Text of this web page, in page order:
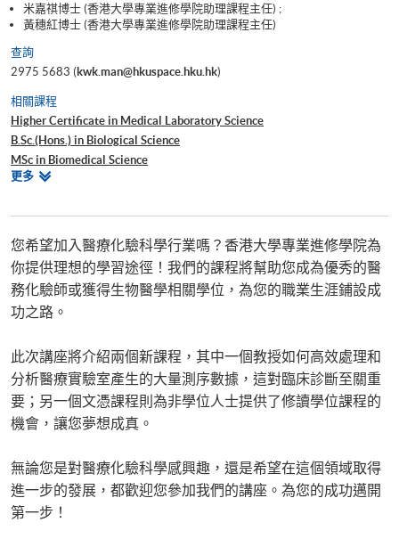
米嘉祺博士 (香港大學專業進修學院助理課程主任) ;
黃穗紅博士 (香港大學專業進修學院助理課程主任)
查詢
2975 5683 (kwk.man@hkuspace.hku.hk)
相關課程
Higher Certificate in Medical Laboratory Science
B.Sc.(Hons.) in Biological Science
MSc in Biomedical Science
Certificate in Microbiology Testing
更多相
您希望加入醫療化驗科學行業嗎？香港大學專業進修學院為
你提供理想的學習途徑！我們的課程將幫助您成為優秀的醫
務化驗師或獲得生物醫學相關學位，為您的職業生涯鋪設成
功之路。
此次講座將介紹兩個新課程，其中一個教授如何高效處理和
分析醫療實驗室產生的大量測序數據，這對臨床診斷至關重
要；另一個文憑課程則為非學位人士提供了修讀學位課程的
機會，讓您夢想成真。
無論您是對醫療化驗科學感興趣，還是希望在這個領域取得
進一步的發展，都歡迎您參加我們的講座。為您的成功邁開
第一步！